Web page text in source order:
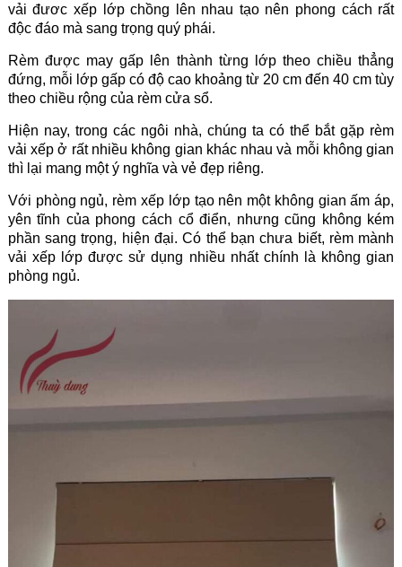
vải đươc xếp lớp chồng lên nhau tạo nên phong cách rất
độc đáo mà sang trọng quý phái.
Rèm được may gấp lên thành từng lớp theo chiều thẳng
đứng, mỗi lớp gấp có độ cao khoảng từ 20 cm đến 40 cm tùy
theo chiều rộng của rèm cửa sổ.
Hiện nay, trong các ngôi nhà, chúng ta có thể bắt gặp rèm
vải xếp ở rất nhiều không gian khác nhau và mỗi không gian
thì lại mang một ý nghĩa và vẻ đẹp riêng.
Với phòng ngủ, rèm xếp lớp tạo nên một không gian ấm áp,
yên tĩnh của phong cách cổ điển, nhưng cũng không kém
phần sang trọng, hiện đại. Có thể bạn chưa biết, rèm mành
vải xếp lớp được sử dụng nhiều nhất chính là không gian
phòng ngủ.